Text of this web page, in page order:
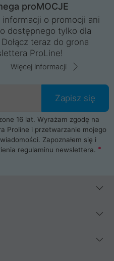
Gliwice, Kalisz, Bytom,
obsługa!
kapitałem. Działamy
kraju! Posiadamy siedzibę
terenie kraju. Cała
ProLine jest
notebooka albo laptopa w
pełne bezpieczeństwo.
i części komputerowe
płyty główne, pamięci,
pracownicy pomogą Ci wybrać
oraz obudowę do komputera.
najlepsze na rynku
Xiaomi, Apple, Samsung i
to wszystko, możesz
proMOCJE
o promocji ani
dostępnego tylko dla
teraz do grona
ProLine!
Więcej informacji
Zapisz się
16 lat. Wyrażam zgodę na
Proline i przetwarzanie mojego
Zapoznałem się i
regulaminu newslettera.